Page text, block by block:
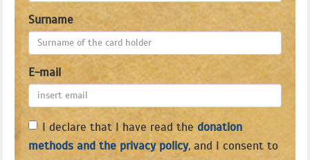
Surname
E-mail
I declare that I have read thedonation
methods and the privacy policy, and I consent to